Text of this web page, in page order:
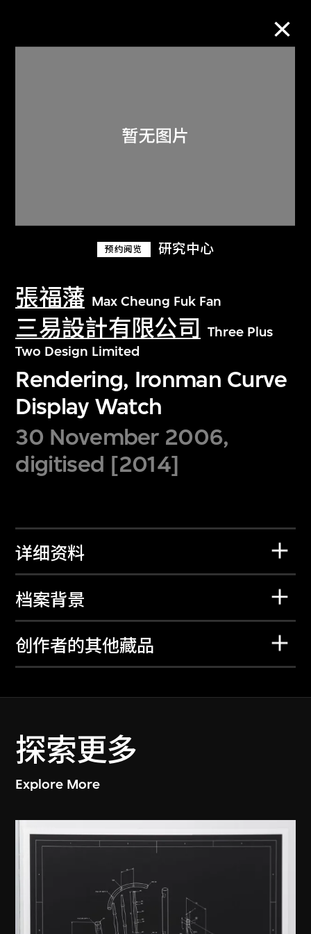
预约阅览 研究中心
張福藩 Max Cheung Fuk Fan
三易設計有限公司
Three Plus
Two Design Limited
Rendering, Ironman Curve
Display Watch
30 November 2006,
digitised [2014]
详细资料
档案背景
创作者的其他藏品
探索更多
Explore More
关于M+藏品
探索世界顶级的二十及二十一世纪视觉
文化藏品。